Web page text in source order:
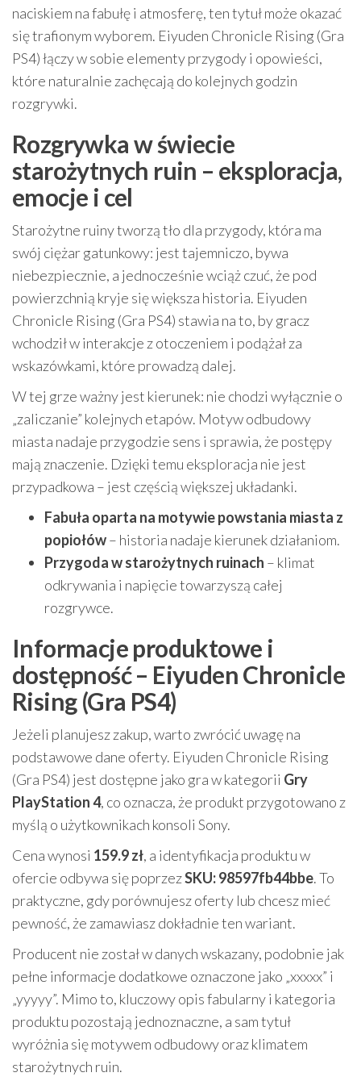
naciskiem na fabułę i atmosferę, ten tytuł może okazać
się trafionym wyborem. Eiyuden Chronicle Rising (Gra
PS4) łączy w sobie elementy przygody i opowieści,
które naturalnie zachęcają do kolejnych godzin
rozgrywki.
Rozgrywka w świecie
starożytnych ruin – eksploracja,
emocje i cel
Starożytne ruiny tworzą tło dla przygody, która ma
swój ciężar gatunkowy: jest tajemniczo, bywa
niebezpiecznie, a jednocześnie wciąż czuć, że pod
powierzchnią kryje się większa historia. Eiyuden
Chronicle Rising (Gra PS4) stawia na to, by gracz
wchodził w interakcje z otoczeniem i podążał za
wskazówkami, które prowadzą dalej.
W tej grze ważny jest kierunek: nie chodzi wyłącznie o
„zaliczanie” kolejnych etapów. Motyw odbudowy
miasta nadaje przygodzie sens i sprawia, że postępy
mają znaczenie. Dzięki temu eksploracja nie jest
przypadkowa – jest częścią większej układanki.
Fabuła oparta na motywie powstania miasta z
popiołów– historia nadaje kierunek działaniom.
Przygoda w starożytnych ruinach – klimat
odkrywania i napięcie towarzyszą całej
rozgrywce.
Informacje produktowe i
dostępność – Eiyuden Chronicle
Rising (Gra PS4)
Jeżeli planujesz zakup, warto zwrócić uwagę na
podstawowe dane oferty. Eiyuden Chronicle Rising
(Gra PS4) jest dostępne jako gra w kategorii Gry
PlayStation 4, co oznacza, że produkt przygotowano z
myślą o użytkownikach konsoli Sony.
Cena wynosi 159.9 zł, a identyfikacja produktu w
ofercie odbywa się poprzezSKU: 98597fb44bbe. To
praktyczne, gdy porównujesz oferty lub chcesz mieć
pewność, że zamawiasz dokładnie ten wariant.
Producent nie został w danych wskazany, podobnie jak
pełne informacje dodatkowe oznaczone jako „xxxxx” i
„yyyyy”. Mimo to, kluczowy opis fabularny i kategoria
produktu pozostają jednoznaczne, a sam tytuł
wyróżnia się motywem odbudowy oraz klimatem
starożytnych ruin.